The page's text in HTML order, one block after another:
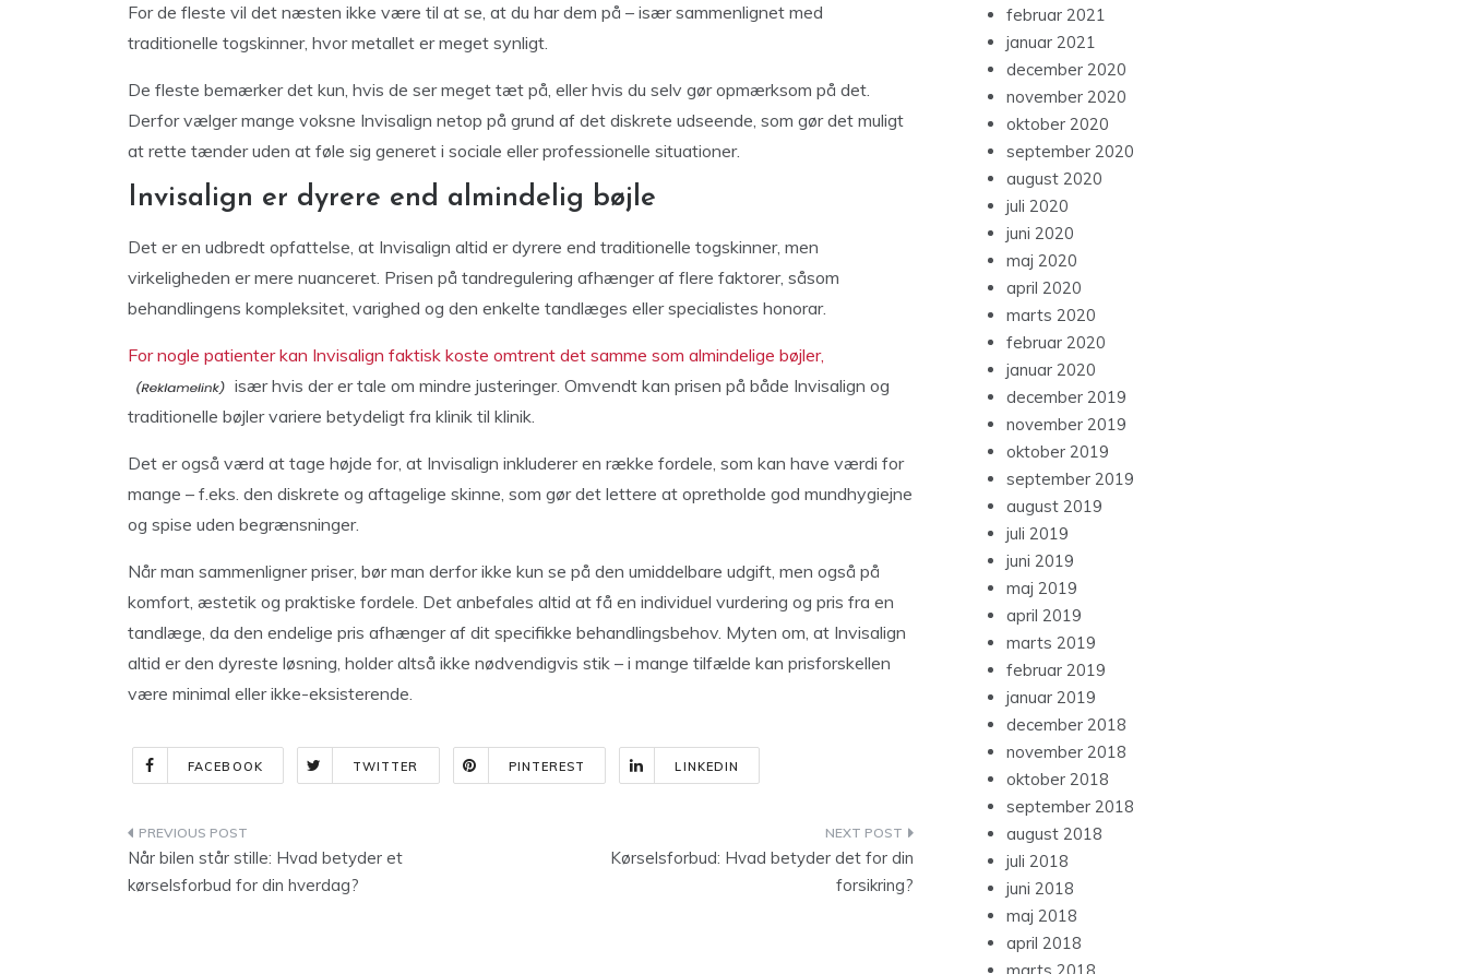
For de fleste vil det næsten ikke være til at se, at du har dem på – især sammenlignet med
traditionelle togskinner, hvor metallet er meget synligt.
De fleste bemærker det kun, hvis de ser meget tæt på, eller hvis du selv gør opmærksom på det.
Derfor vælger mange voksne Invisalign netop på grund af det diskrete udseende, som gør det muligt
at rette tænder uden at føle sig generet i sociale eller professionelle situationer.
Invisalign er dyrere end almindelig bøjle
Det er en udbredt opfattelse, at Invisalign altid er dyrere end traditionelle togskinner, men
virkeligheden er mere nuanceret. Prisen på tandregulering afhænger af flere faktorer, såsom
behandlingens kompleksitet, varighed og den enkelte tandlæges eller specialistes honorar.
For nogle patienter kan Invisalign faktisk koste omtrent det samme som almindelige bøjler,
især hvis der er tale om mindre justeringer. Omvendt kan prisen på både Invisalign og
traditionelle bøjler variere betydeligt fra klinik til klinik.
Det er også værd at tage højde for, at Invisalign inkluderer en række fordele, som kan have værdi for
mange – f.eks. den diskrete og aftagelige skinne, som gør det lettere at opretholde god mundhygiejne
og spise uden begrænsninger.
Når man sammenligner priser, bør man derfor ikke kun se på den umiddelbare udgift, men også på
komfort, æstetik og praktiske fordele. Det anbefales altid at få en individuel vurdering og pris fra en
tandlæge, da den endelige pris afhænger af dit specifikke behandlingsbehov. Myten om, at Invisalign
altid er den dyreste løsning, holder altså ikke nødvendigvis stik – i mange tilfælde kan prisforskellen
være minimal eller ikke-eksisterende.
FACEBOOK TWITTER PINTEREST LINKEDIN
Indlægsnavigation
Når bilen står stille: Hvad betyder et
kørselsforbud for din hverdag?
Kørselsforbud: Hvad betyder det for din
forsikring?
februar 2021
januar 2021
december 2020
november 2020
oktober 2020
september 2020
august 2020
juli 2020
juni 2020
maj 2020
april 2020
marts 2020
februar 2020
januar 2020
december 2019
november 2019
oktober 2019
september 2019
august 2019
juli 2019
juni 2019
maj 2019
april 2019
marts 2019
februar 2019
januar 2019
december 2018
november 2018
oktober 2018
september 2018
august 2018
juli 2018
juni 2018
maj 2018
april 2018